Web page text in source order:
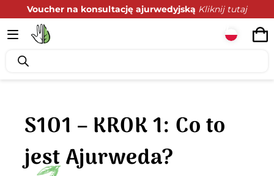
Voucher na konsultację ajurwedyjską Kliknij tutaj
Podaruj zdrowie z prezencie
S1O1 – KROK 1: Co to
jest Ajurweda?